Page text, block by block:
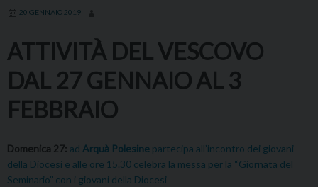
20 GENNAIO 2019
ATTIVITÀ DEL VESCOVO
DAL 27 GENNAIO AL 3
FEBBRAIO
Domenica 27: ad Arquà Polesine partecipa all’incontro dei giovani
della Diocesi e alle ore 15.30 celebra la messa per la “Giornata del
Seminario” con i giovani della Diocesi